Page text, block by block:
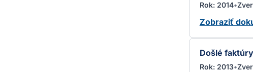
Rok: 2014•
Zobraziť
Došlé
Rok: 2013•